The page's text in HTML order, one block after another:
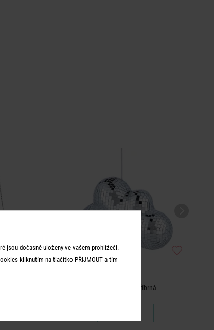
Oblak 18 cm - stříbrná
jsou dočasně uloženy ve vašem prohlížeči.
kliknutím na tlačítko PŘIJMOUT a tím